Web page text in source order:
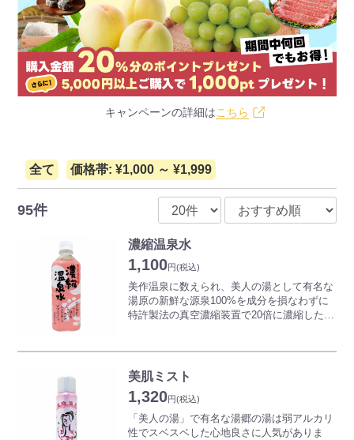
キャンペーンの詳細はこちら
全て 価格帯: ¥1,000 ～ ¥1,999
95件
濃縮温泉水
1,100円(税込)
美作温泉に数えられ、美人の湯として有名な
湯原の新鮮な源泉100%を成分を損なわずに
特許製法の真空濃縮装置で20倍に濃縮した温
温泉はメタケイ酸を多く含み、殺菌効果が強
く洗浄効果があり体の汚れなどを落とす特性
をもっています。
また肌に優しくつるつる感があり美肌効果に
優れています。
美肌ミスト
1,320円(税込)
「美人の湯」で有名な湯郷の湯は弱アルカリ
性でスベスベした心地良さに人気がありま